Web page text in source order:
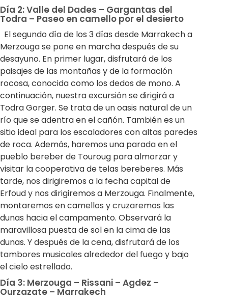
Día 2: Valle del Dades – Gargantas del
Todra – Paseo en camello por el desierto
El segundo día de los 3 días desde Marrakech a
Merzouga se pone en marcha después de su
desayuno. En primer lugar, disfrutará de los
paisajes de las montañas y de la formación
rocosa, conocida como los dedos de mono. A
continuación, nuestra excursión se dirigirá a
Todra Gorger. Se trata de un oasis natural de un
río que se adentra en el cañón. También es un
sitio ideal para los escaladores con altas paredes
de roca. Además, haremos una parada en el
pueblo bereber de Touroug para almorzar y
visitar la cooperativa de telas bereberes. Más
tarde, nos dirigiremos a la fecha capital de
Erfoud y nos dirigiremos a Merzouga. Finalmente,
montaremos en camellos y cruzaremos las
dunas hacia el campamento. Observará la
maravillosa puesta de sol en la cima de las
dunas. Y después de la cena, disfrutará de los
tambores musicales alrededor del fuego y bajo
el cielo estrellado.
Día 3: Merzouga – Rissani – Agdez –
Ourzazate – Marrakech